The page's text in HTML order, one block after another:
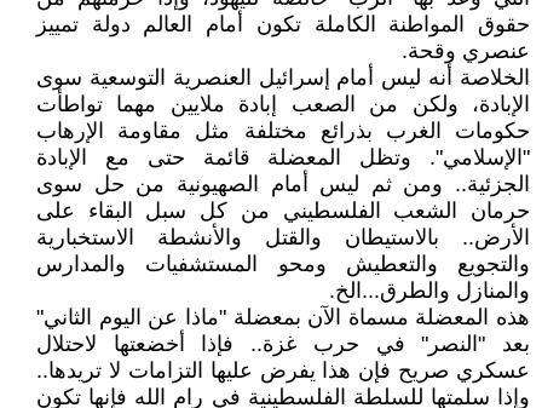
حقوق المواطنة الكاملة تكون أمام العالم دولة تمييز
عنصري وقحة.
الخلاصة أنه ليس أمام إسرائيل العنصرية التوسعية سوى
الإبادة، ولكن من الصعب إبادة ملايين مهما تواطأت
حكومات الغرب بذرائع مختلفة مثل مقاومة الإرهاب
"الإسلامي". وتظل المعضلة قائمة حتى مع الإبادة
الجزئية.. ومن ثم ليس أمام الصهيونية من حل سوى
حرمان الشعب الفلسطيني من كل سبل البقاء على
الأرض.. بالاستيطان والقتل والأنشطة الاستخبارية
والتجويع والتعطيش ومحو المستشفيات والمدارس
والمنازل والطرق...الخ.
هذه المعضلة مسماة الآن بمعضلة "ماذا عن اليوم الثاني"
بعد "النصر" في حرب غزة.. فإذا أخضعتها لاحتلال
عسكري صريح فإن هذا يفرض عليها التزامات لا تريدها..
وإذا سلمتها للسلطة الفلسطينية في رام الله فإنها تكون